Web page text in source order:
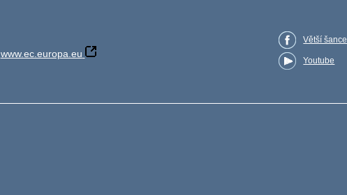
www.ec.europa.eu
Větší šance
Youtube